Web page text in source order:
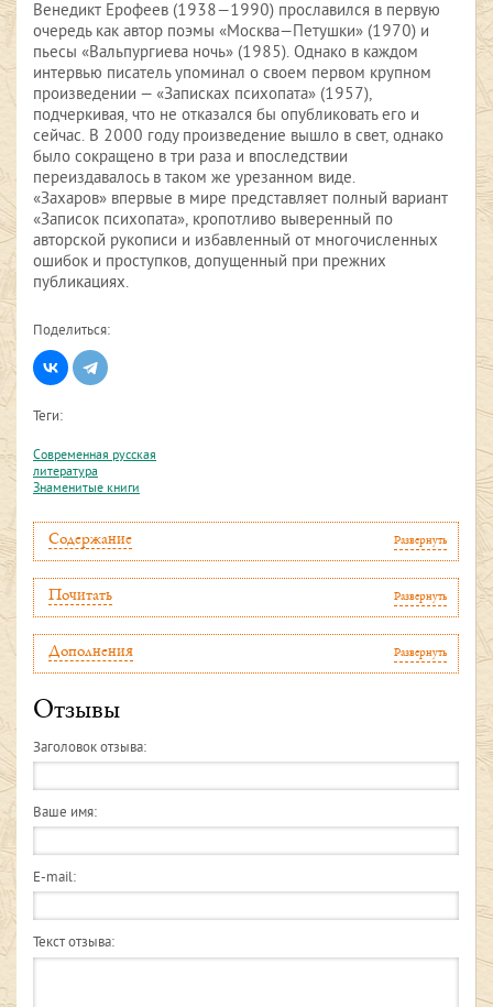
Венедикт Ерофеев (1938—1990) прославился в первую
очередь как автор поэмы «Москва—Петушки» (1970) и
пьесы «Вальпургиева ночь» (1985). Однако в каждом
интервью писатель упоминал о своем первом крупном
произведении — «Записках психопата» (1957),
подчеркивая, что не отказался бы опубликовать его и
сейчас. В 2000 году произведение вышло в свет, однако
было сокращено в три раза и впоследствии
переиздавалось в таком же урезанном виде.
«Захаров» впервые в мире представляет полный вариант
«Записок психопата», кропотливо выверенный по
авторской рукописи и избавленный от многочисленных
ошибок и проступков, допущенный при прежних
публикациях.
Поделиться:
Теги:
Современная русская
литература
Знаменитые книги
Содержание Развернуть
Почитать Развернуть
Дополнения Развернуть
Отзывы
Заголовок отзыва:
Ваше имя:
E-mail:
Текст отзыва: